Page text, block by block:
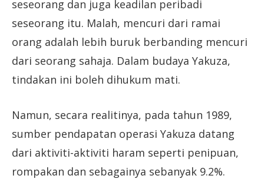
seseorang dan juga keadilan peribadi
seseorang itu. Malah, mencuri dari ramai
orang adalah lebih buruk berbanding mencuri
dari seorang sahaja. Dalam budaya Yakuza,
tindakan ini boleh dihukum mati.
Namun, secara realitinya, pada tahun 1989,
sumber pendapatan operasi Yakuza datang
dari aktiviti-aktiviti haram seperti penipuan,
rompakan dan sebagainya sebanyak 9.2%.